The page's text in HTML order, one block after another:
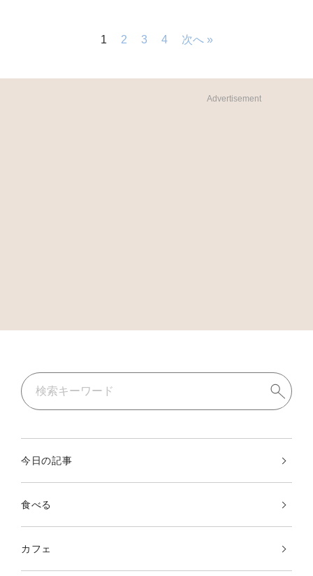
1 2 3 4 次へ »
Advertisement
今日の記事
食べる
カフェ